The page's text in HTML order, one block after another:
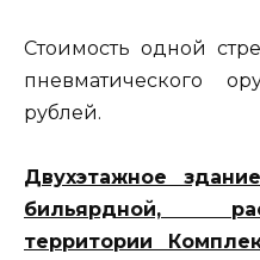
Стоимость одной
пневматического
рублей.
Двухэтажное
бильярдной,
территории